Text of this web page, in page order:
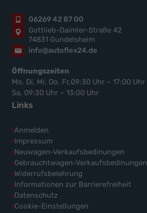
06269 42 87 00
Gottlieb-Daimler-Straße 42
74831 Gundelsheim
info@autoflex24.de
Öffnungszeiten
Mo, Di, Mi, Do, Fr,09:30 Uhr – 17:00 Uhr
Sa, 09:30 Uhr – 13:00 Uhr
Links
Anmelden
Impressum
Neuwagen-Verkaufsbedinungen
Gebrauchtwagen-Verkaufsbedinungen
Widerrufsbelehrung
Informationen zur Barrierefreiheit
Datenschutz
Cookie-Einstellungen